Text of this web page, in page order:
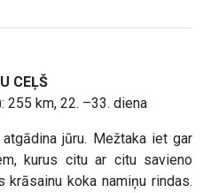
CEĻŠ
255 km, 22. –33. diena
jūru. Mežtaka iet gar
kurus citu ar citu savieno
koka namiņu rindas.